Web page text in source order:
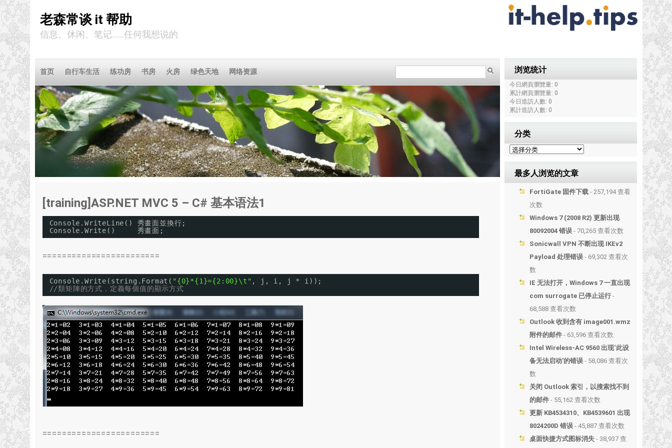
老森常谈 it 帮助
信息、休闲、笔记……任何我想说的
首页 自行车生活 练功房 书房 火房 绿色天地 网络资源
[training]ASP.NET MVC 5 – C# 基本语法1
Console.WriteLine() 秀畫面並換行;
Console.Write()     秀畫面;
========================
Console.Write(string.Format( "{0}*{1}={2:00}\t" , j, i, j * i));
//類矩陣的方式，定義每個值的顯示方式
========================
浏览统计
今日網頁瀏覽量: 0
累計網頁瀏覽量: 0
今日造訪人數: 0
累計造訪人數: 0
分类
最多人浏览的文章
FortiGate 固件下载 - 257,194 查看
次数
Windows 7 (2008 R2) 更新出现
80092004 错误 - 70,265 查看次数
Sonicwall VPN 不断出现 IKEv2
Payload 处理错误 - 69,302 查看次
数
IE 无法打开，Windows 7 一直出现
com surrogate 已停止运行 -
68,588 查看次数
Outlook 收到含有 image001.wmz
附件的邮件 - 63,596 查看次数
Intel Wireless-AC 9560 出现‘此设
备无法启动’的错误 - 58,086 查看次
数
关闭 Outlook 索引，以搜索找不到
的邮件 - 55,162 查看次数
更新 KB4534310、KB4539601 出现
8024200D 错误 - 45,887 查看次数
桌面快捷方式图标消失 - 38,937 查